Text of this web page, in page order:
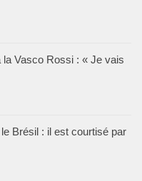
la Vasco Rossi : « Je vais
Brésil : il est courtisé par